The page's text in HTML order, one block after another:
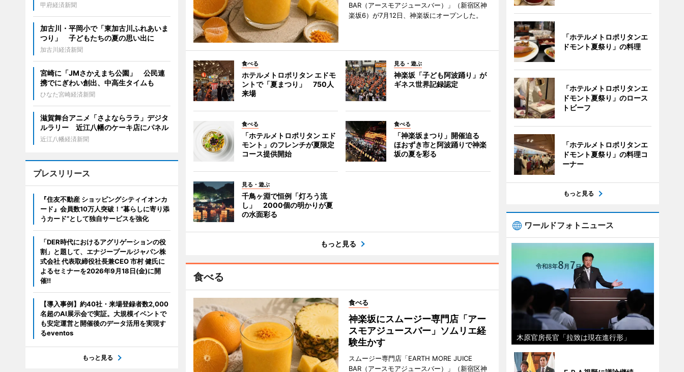
BAR（アースモアジュースバー）」（新宿区神
楽坂6）が7月12日、神楽坂にオープンした。
食べる
ホテルメトロポリタン エドモ
ントで「夏まつり」 750人
来場
見る・遊ぶ
神楽坂「子ども阿波踊り」が
ギネス世界記録認定
食べる
「ホテルメトロポリタン エド
モント」のフレンチが夏限定
コース提供開始
食べる
「神楽坂まつり」開催迫る
ほおずき市と阿波踊りで神楽
坂の夏を彩る
見る・遊ぶ
千鳥ヶ淵で恒例「灯ろう流
し」 2000個の明かりが夏
の水面彩る
もっと見る
食べる
食べる
神楽坂にスムージー専門店「アー
スモアジュースバー」ソムリエ経
験生かす
スムージー専門店「EARTH MORE JUICE
BAR（アースモアジュースバー）」（新宿区神
甲府経済新聞
加古川・平岡小で「東加古川ふれあいま
つり」 子どもたちの夏の思い出に
加古川経済新聞
宮崎に「JMさかえまち公園」 公民連
携でにぎわい創出、中高生タイムも
ひなた宮崎経済新聞
滋賀舞台アニメ「さよならララ」デジタ
ルラリー 近江八幡のケーキ店にパネル
近江八幡経済新聞
プレスリリース
『住友不動産 ショッピングシティイオンカ
ード』会員数10万人突破！“暮らしに寄り添
うカード”として独自サービスを強化
「DER時代におけるアグリゲーションの役
割」と題して、エナジープールジャパン株
式会社 代表取締役社長兼CEO 市村 健氏に
よるセミナーを2026年9月18日(金)に開
催!!
【導入事例】約40社・来場登録者数2,000
名超のAI展示会で実証。大規模イベントで
も安定運営と開催後のデータ活用を実現す
るeventos
もっと見る
「ホテルメトロポリタンエ
ドモント夏祭り」の料理
「ホテルメトロポリタンエ
ドモント夏祭り」のロース
トビーフ
「ホテルメトロポリタンエ
ドモント夏祭り」の料理コ
ーナー
もっと見る
ワールドフォトニュース
木原官房長官「拉致は現在進行形」